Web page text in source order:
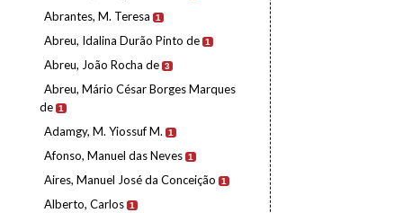
Abrantes, M. Teresa 1
Abreu, Idalina Durão Pinto de 1
Abreu, João Rocha de 3
Abreu, Mário César Borges Marques
de 1
Adamgy, M. Yiossuf M. 1
Afonso, Manuel das Neves 1
Aires, Manuel José da Conceição 1
Alberto, Carlos 1